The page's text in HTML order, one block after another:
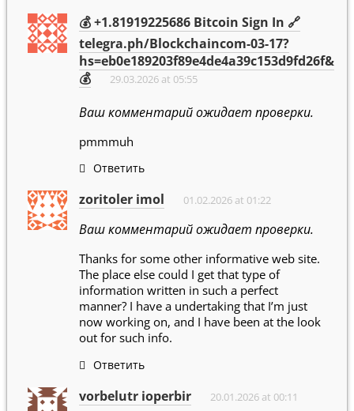
💰 +1.81919225686 Bitcoin Sign In 🔗
telegra.ph/Blockchaincom-03-17?
hs=eb0e189203f89e4de4a39c153d9fd26f&
💰
29.03.2026 at 05:55
Ваш комментарий ожидает проверки.
pmmmuh
Ответить
zoritoler imol 01.02.2026 at 01:22
Ваш комментарий ожидает проверки.
Thanks for some other informative web site.
The place else could I get that type of
information written in such a perfect
manner? I have a undertaking that I’m just
now working on, and I have been at the look
out for such info.
Ответить
vorbelutr ioperbir 20.01.2026 at 00:11